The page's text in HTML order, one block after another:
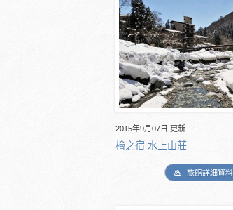
2015年9月07日 更新
檜之宿 水上山莊
旅館詳細資料